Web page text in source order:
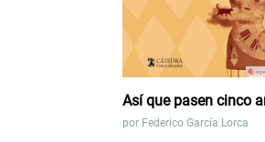
Así que pasen cinco
por Federico García Lorca